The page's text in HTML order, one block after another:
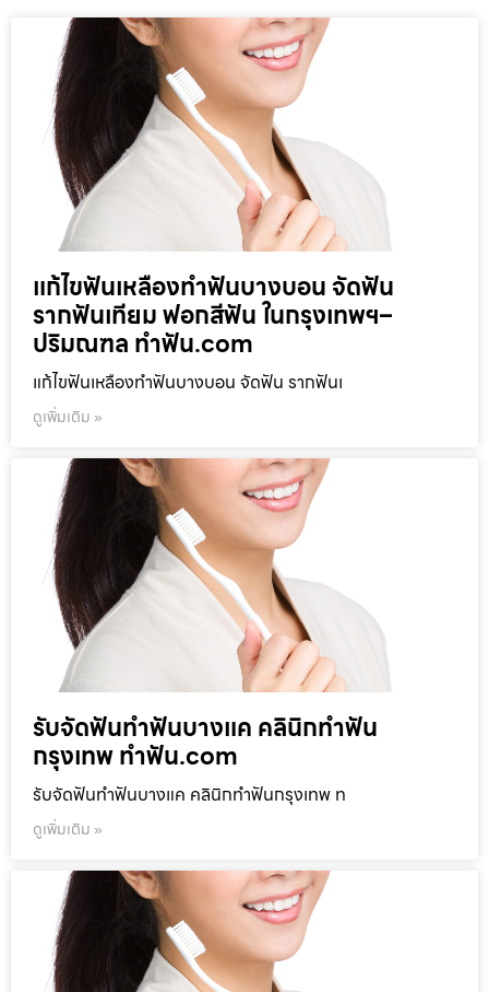
แก้ไขฟันเหลืองทำฟันบางบอน จัดฟัน
รากฟันเทียม ฟอกสีฟัน ในกรุงเทพฯ–
ปริมณฑล ทำฟัน.com
แก้ไขฟันเหลืองทำฟันบางบอน จัดฟัน รากฟันเ
ดูเพิ่มเติม »
รับจัดฟันทำฟันบางแค คลินิกทำฟัน
กรุงเทพ ทำฟัน.com
รับจัดฟันทำฟันบางแค คลินิกทำฟันกรุงเทพ ท
ดูเพิ่มเติม »